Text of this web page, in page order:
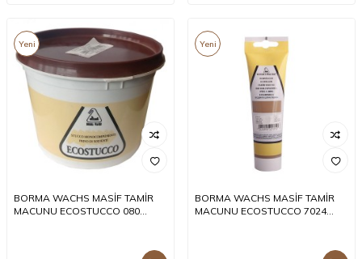
Yeni
BORMA WACHS MASİF TAMİR
MACUNU ECOSTUCCO 080
Yeni
BORMA WACHS MASİF TAMİR
MACUNU ECOSTUCCO 7024